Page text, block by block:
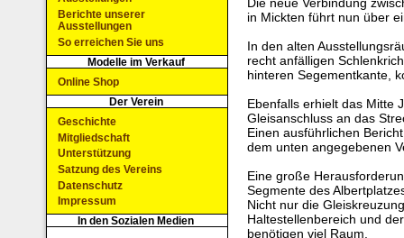
Die neue Verbindung
in Mickten führt nun über
In den alten
recht anfälligen
hinteren Segementkante,
Ebenfalls erhielt das Mitte
Gleisanschluss an das
Einen ausführlichen
dem unten angegebenen
Eine große
Segmente des
Nicht nur die
Haltestellenbereich und
benötigen viel Raum.
Berichte unserer
Ausstellungen
So erreichen Sie uns
Modelle im Verkauf
Online Shop
Der Verein
Geschichte
Mitgliedschaft
Unterstützung
Satzung des Vereins
Datenschutz
Impressum
In den Sozialen Medien